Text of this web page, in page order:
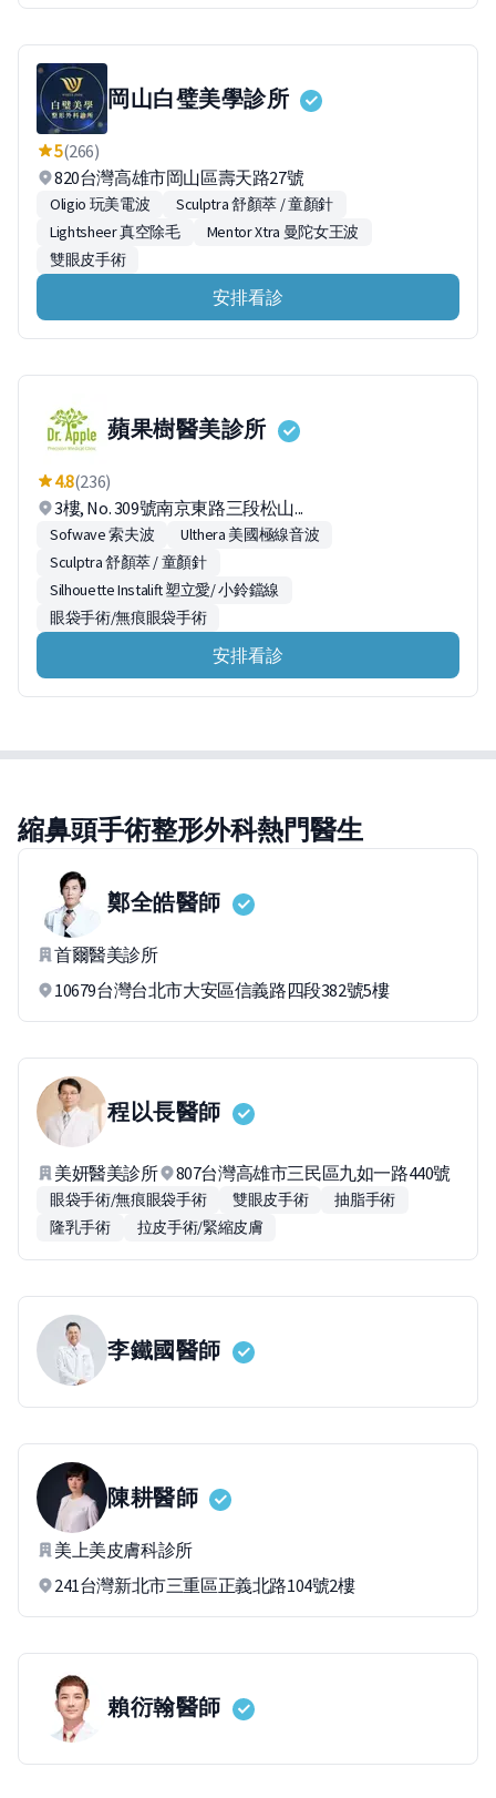
岡山白璧美學診所
5(266)
820台灣高雄市岡山區壽天路27號
Oligio 玩美電波
Sculptra 舒顏萃 / 童顏針
Lightsheer 真空除毛
Mentor Xtra 曼陀女王波
雙眼皮手術
安排看診
蘋果樹醫美診所
4.8(236)
3樓, No. 309號南京東路三段松山...
Sofwave 索夫波
Ulthera 美國極線音波
Sculptra 舒顏萃 / 童顏針
Silhouette Instalift 塑立愛/ 小鈴鐺線
眼袋手術/無痕眼袋手術
安排看診
縮鼻頭手術整形外科熱門醫生
鄭全皓醫師
首爾醫美診所
10679台灣台北市大安區信義路四段382號5樓
程以長醫師
美妍醫美診所 807台灣高雄市三民區九如一路440號
眼袋手術/無痕眼袋手術 雙眼皮手術
抽脂手術
隆乳手術
拉皮手術/緊縮皮膚
李鐵國醫師
陳耕醫師
美上美皮膚科診所
241台灣新北市三重區正義北路104號2樓
賴衍翰醫師